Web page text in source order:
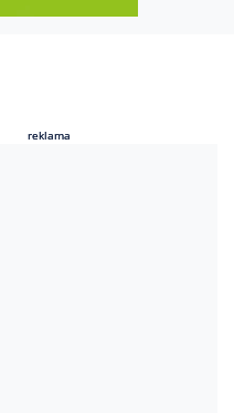
reklama
reklama